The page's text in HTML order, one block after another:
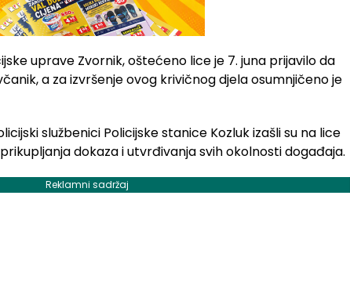
uprave Zvornik, oštećeno lice je 7. juna prijavilo da
a za izvršenje ovog krivičnog djela osumnjičeno je
službenici Policijske stanice Kozluk izašli su na lice
dokaza i utvrđivanja svih okolnosti događaja.
Reklamni sadržaj